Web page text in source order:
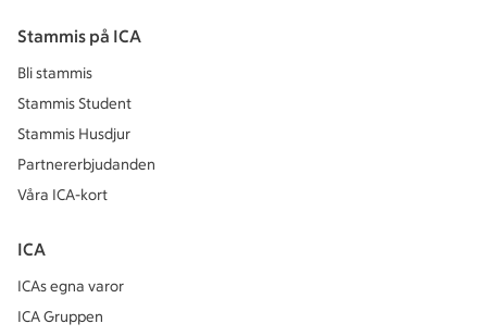
Stammis på ICA
Bli stammis
Stammis Student
Stammis Husdjur
Partnererbjudanden
Våra ICA-kort
ICA
ICAs egna varor
ICA Gruppen